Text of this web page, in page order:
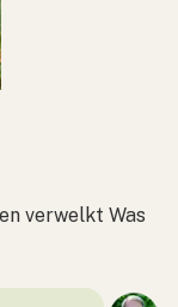
verwelkt Was